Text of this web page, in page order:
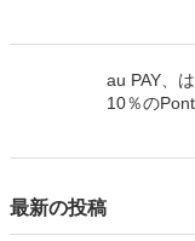
au PAY、
10％の
最新の投稿